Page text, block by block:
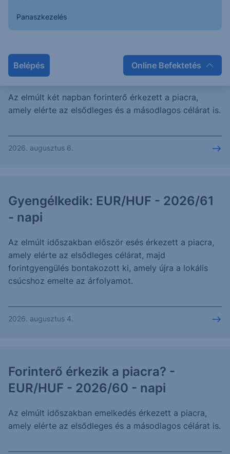
Panaszkezelés
Belépés Online Befektetés
Beszorulva a sávba: EUR/HUF -
2026/62 - napi
Az elmúlt két napban forinterő érkezett a piacra,
amely elérte az elsődleges és a másodlagos célárat is.
2026. augusztus 6.
Gyengélkedik: EUR/HUF - 2026/61
- napi
Az elmúlt időszakban először esés érkezett a piacra,
amely elérte az elsődleges célárat, majd
forintgyengülés bontakozott ki, amely újra a lokális
csúcshoz emelte az árfolyamot.
2026. augusztus 4.
Forinterő érkezik a piacra? -
EUR/HUF - 2026/60 - napi
Az elmúlt időszakban emelkedés érkezett a piacra,
amely elérte az elsődleges és a másodlagos célárat is.